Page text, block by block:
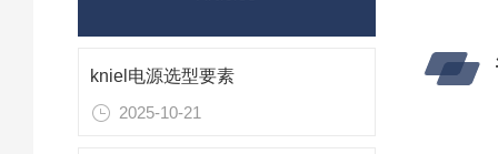
kniel电源选型要素
2025-10-21